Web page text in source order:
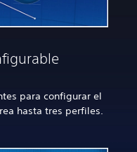
para configurar el
hasta tres perfiles.